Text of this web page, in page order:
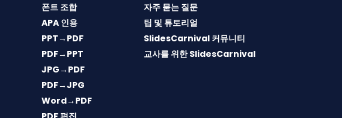
폰트 조합
APA 인용
PPT→PDF
PDF→PPT
JPG→PDF
PDF→JPG
Word→PDF
자주 묻는 질문
팁 및 튜토리얼
SlidesCarnival 커뮤니티
교사를 위한 SlidesCarnival